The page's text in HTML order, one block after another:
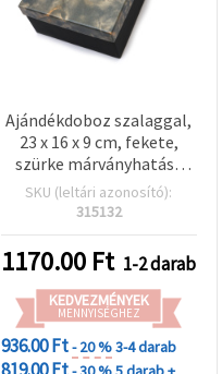
Ajándékdoboz szalaggal,
23 x 16 x 9 cm, fekete,
szürke márványhatású
fedéllel
SKU (leltári azonosító):
315132
1170.00 Ft 1-2 darab
KEDVEZMÉNYEK
MENNYISÉGHEZ
936.00 Ft- 20 %3-4 darab
819.00 Ft